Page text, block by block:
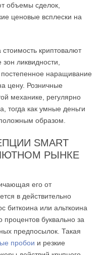
объемы сделок,
ценовые всплески на
стоимость криптовалют
ликвидности,
наращивание
цену. Розничные
механике, регулярно
тогда как умные деньги
образом.
SMART
РЫНКЕ
его от
в действительно
биткоина или альткоина
процентов буквально за
предпосылок. Такая
пробои и резкие